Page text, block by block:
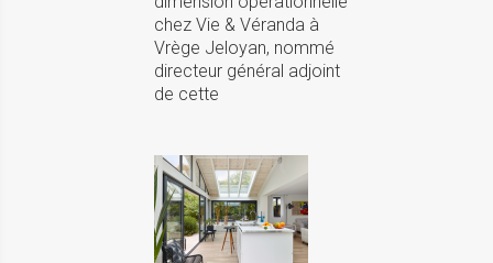
chez Vie & Véranda à
Vrège Jeloyan, nommé
directeur général adjoint
de cette